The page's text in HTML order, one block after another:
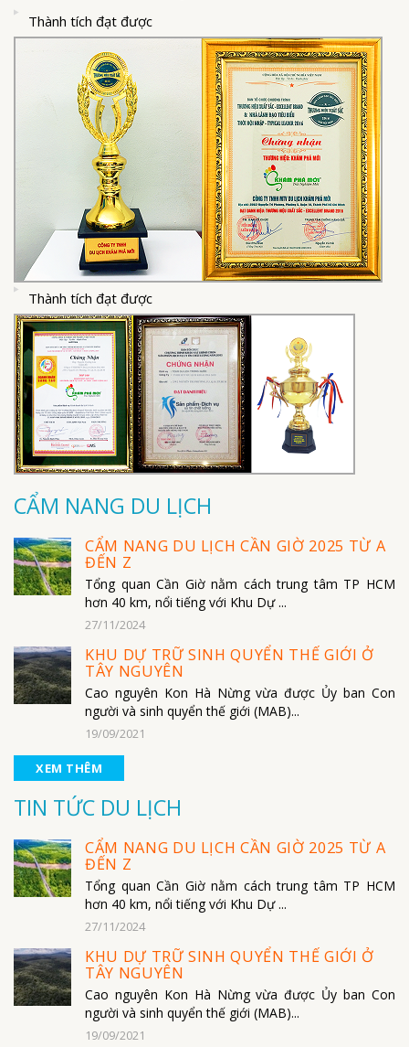
Thành tích đạt được
Thành tích đạt được
CẨM NANG DU LỊCH
CẨM NANG DU LỊCH CẦN GIỜ 2025 TỪ A
ĐẾN Z
Tổng quan Cần Giờ nằm cách trung tâm TP HCM
hơn 40 km, nổi tiếng với Khu Dự ...
27/11/2024
KHU DỰ TRỮ SINH QUYỂN THẾ GIỚI Ở
TÂY NGUYÊN
Cao nguyên Kon Hà Nừng vừa được Ủy ban Con
người và sinh quyển thế giới (MAB)...
19/09/2021
XEM THÊM
TIN TỨC DU LỊCH
CẨM NANG DU LỊCH CẦN GIỜ 2025 TỪ A
ĐẾN Z
Tổng quan Cần Giờ nằm cách trung tâm TP HCM
hơn 40 km, nổi tiếng với Khu Dự ...
27/11/2024
KHU DỰ TRỮ SINH QUYỂN THẾ GIỚI Ở
TÂY NGUYÊN
Cao nguyên Kon Hà Nừng vừa được Ủy ban Con
người và sinh quyển thế giới (MAB)...
19/09/2021